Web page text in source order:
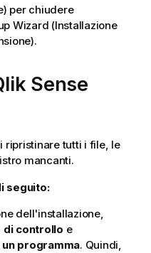
per chiudere
Wizard (Installazione
Sense
ripristinare tutti i file, le
mancanti.
seguito:
dell'installazione,
di controllo e
programma. Quindi,